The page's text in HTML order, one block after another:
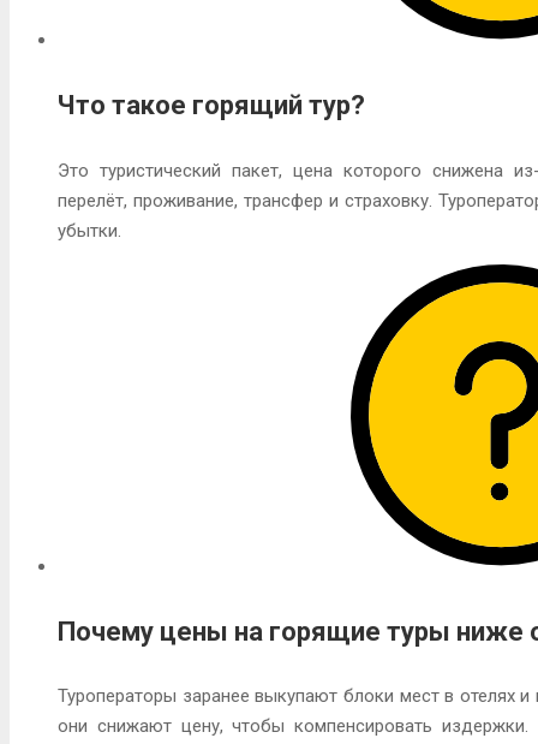
Что такое горящий тур?
Это туристический пакет, цена которого снижена
перелёт, проживание, трансфер и страховку.
убытки.
Почему цены на горящие туры ниже
Туроператоры заранее выкупают блоки мест в отелях и
они снижают цену, чтобы компенсировать